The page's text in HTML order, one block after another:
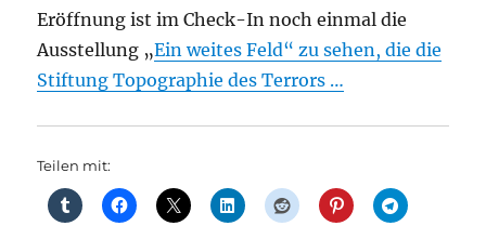
Eröffnung ist im Check-In noch einmal die
Ausstellung „Ein weites Feld“ zu sehen, die die
Stiftung Topographie des Terrors …
Teilen mit: